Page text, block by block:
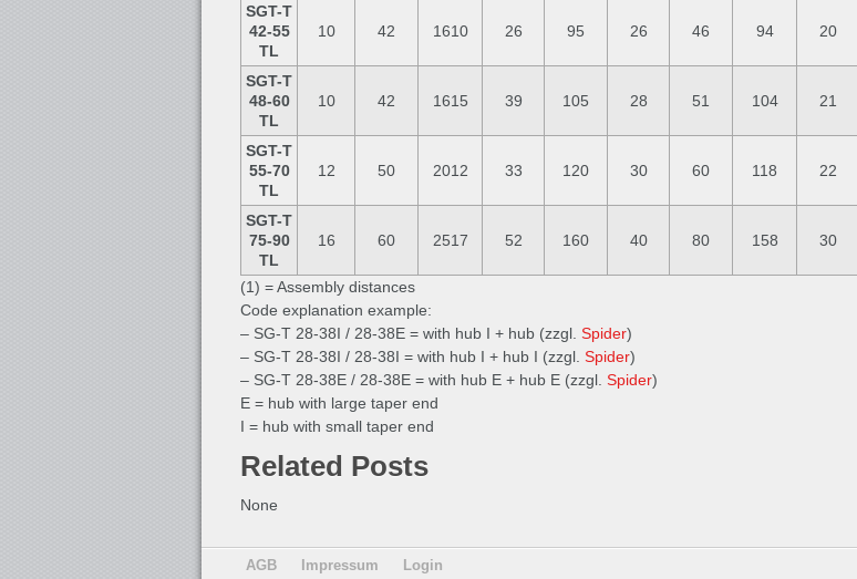
SGT-T
42-55
TL
10 42 1610 26 95 26 46 94 20
SGT-T
48-60
TL
10 42 1615 39 105 28 51 104 21
SGT-T
55-70
TL
12 50 2012 33 120 30 60 118 22
SGT-T
75-90
TL
16 60 2517 52 160 40 80 158 30
(1) = Assembly distances
Code explanation example:
– SG-T 28-38I / 28-38E = with hub I + hub (zzgl. Spider)
– SG-T 28-38I / 28-38I = with hub I + hub I (zzgl. Spider)
– SG-T 28-38E / 28-38E = with hub E + hub E (zzgl. Spider)
E = hub with large taper end
I = hub with small taper end
Related Posts
None
AGB Impressum Login